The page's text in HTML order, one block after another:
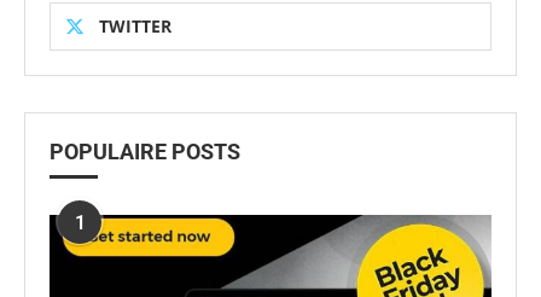
TWITTER
POPULAIRE POSTS
1